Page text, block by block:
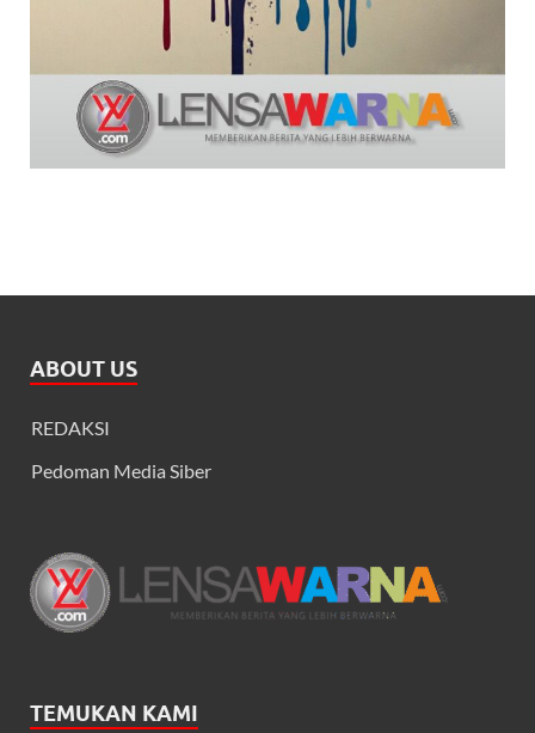
ABOUT US
REDAKSI
Pedoman Media Siber
TEMUKAN KAMI